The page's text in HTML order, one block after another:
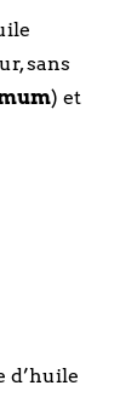
sans
) et
d’huile